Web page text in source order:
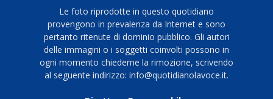
Le foto riprodotte in questo quotidiano
provengono in prevalenza da Internet e sono
pertanto ritenute di dominio pubblico. Gli autori
delle immagini o i soggetti coinvolti possono in
ogni momento chiederne la rimozione, scrivendo
al seguente indirizzo: info@quotidianolavoce.it.